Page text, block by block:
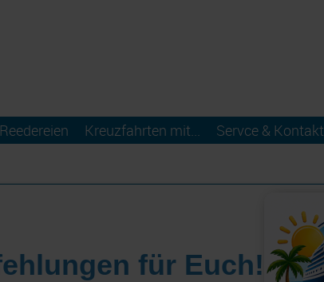
Reedereien Kreuzfahrten mit... Servce & Kontakt
für Euch!